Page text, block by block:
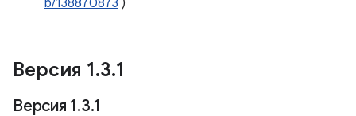
b/138870873 )
Версия 1.3.1
Версия 1.3.1